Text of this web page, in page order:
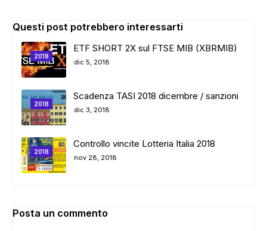
Questi post potrebbero interessarti
2018
ETF SHORT 2X sul FTSE MIB (XBRMIB)
dic 5, 2018
2018
Scadenza TASI 2018 dicembre / sanzioni
dic 3, 2018
2018
Controllo vincite Lotteria Italia 2018
nov 28, 2018
Posta un commento